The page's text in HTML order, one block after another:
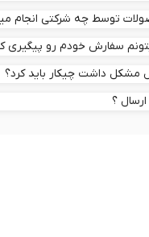
توسط چه شرکتی انجام میشه؟
سفارش خودم رو پیگیری کنم؟
داشت چیکار باید کرد؟
؟